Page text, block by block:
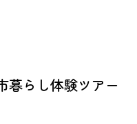
暮らし体験ツアー